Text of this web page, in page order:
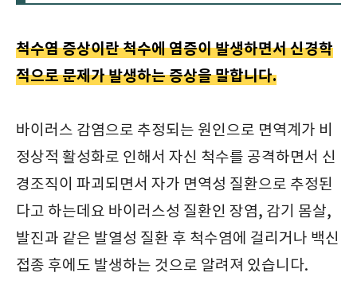
척수염 증상이란 척수에 염증이 발생하면서 신경학
적으로 문제가 발생하는 증상을 말합니다.
바이러스 감염으로 추정되는 원인으로 면역계가 비
정상적 활성화로 인해서 자신 척수를 공격하면서 신
경조직이 파괴되면서 자가 면역성 질환으로 추정된
다고 하는데요 바이러스성 질환인 장염, 감기 몸살,
발진과 같은 발열성 질환 후 척수염에 걸리거나 백신
접종 후에도 발생하는 것으로 알려져 있습니다.